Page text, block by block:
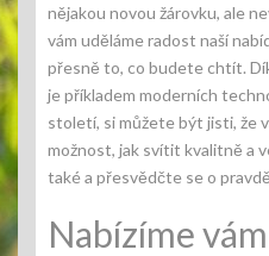
nějakou novou žárovku, ale
vám uděláme radost naší
přesně to, co budete chtít.
je příkladem moderních
století, si můžete být jisti, že
možnost, jak svítit kvalitně a
také a přesvědčte se o
Nabízíme